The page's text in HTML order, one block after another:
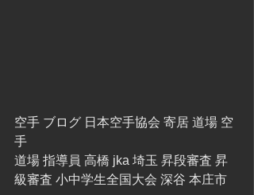
空手 ブログ 日本空手協会 寄居 道場 空
手
道場 指導員 高橋 jka 埼玉 昇段審査 昇
級審査 小中学生全国大会 深谷 本庄市